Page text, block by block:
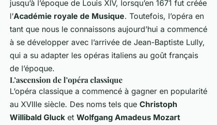
jusqu’à l’époque de Louis XIV, lorsqu’en 1671 fut créée
l’Académie royale de Musique. Toutefois, l’opéra en
tant que nous le connaissons aujourd’hui a commencé
à se développer avec l’arrivée de Jean-Baptiste Lully,
qui a su adapter les opéras italiens au goût français
de l’époque.
L’ascension de l’opéra classique
L’opéra classique a commencé à gagner en popularité
au XVIIIe siècle. Des noms tels que Christoph
Willibald Gluck et Wolfgang Amadeus Mozart